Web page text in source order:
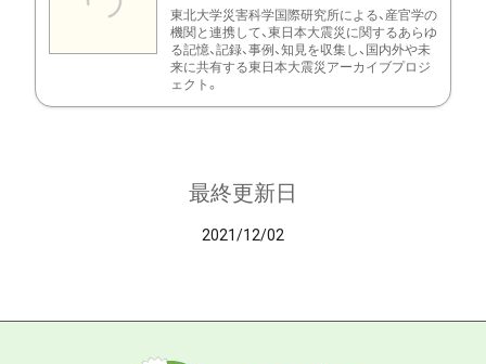
東北大学災害科学国際研究所による、産官学の
機関と連携して、東日本大震災に関するあらゆ
る記憶、記録、事例、知見を収集し、国内外や未
来に共有する東日本大震災アーカイブプロジ
ェクト。
最終更新日
2021/12/02